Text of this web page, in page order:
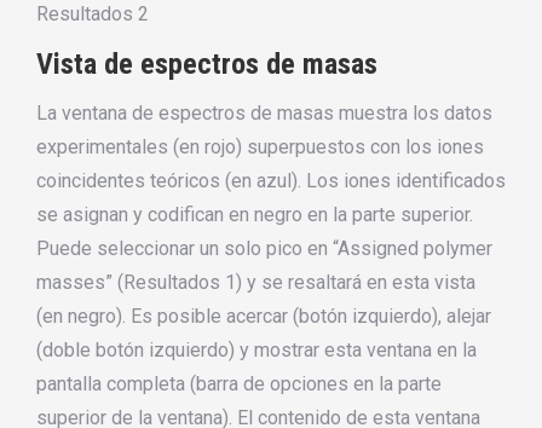
Resultados 2
Vista de espectros de masas
La ventana de espectros de masas muestra los datos
experimentales (en rojo) superpuestos con los iones
coincidentes teóricos (en azul). Los iones identificados
se asignan y codifican en negro en la parte superior.
Puede seleccionar un solo pico en “Assigned polymer
masses” (Resultados 1) y se resaltará en esta vista
(en negro). Es posible acercar (botón izquierdo), alejar
(doble botón izquierdo) y mostrar esta ventana en la
pantalla completa (barra de opciones en la parte
superior de la ventana). El contenido de esta ventana